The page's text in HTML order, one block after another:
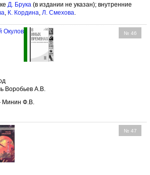
Д. Брука (в издании не указан); внутренние
, К. Кордина, Л. Смехова.
№ 46
Окулов
Воробьев А.В.
Минин Ф.В.
№ 47